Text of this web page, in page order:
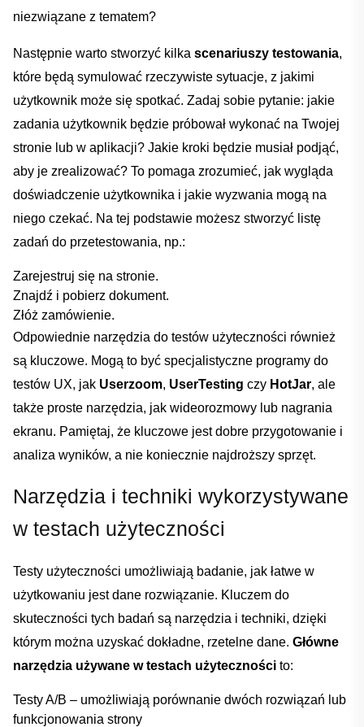
niezwiązane⁤ z tematem?
Następnie warto stworzyć kilka scenariuszy⁢ testowania,
które będą symulować rzeczywiste⁣ sytuacje, z jakimi
użytkownik może się⁢ spotkać. ​Zadaj sobie pytanie: jakie
zadania⁣ użytkownik będzie próbował ⁤wykonać na Twojej
stronie lub w aplikacji? Jakie kroki ‌będzie musiał podjąć,
aby ‍je ​zrealizować? To ‍pomaga zrozumieć, jak wygląda
⁤doświadczenie użytkownika i jakie wyzwania mogą na
niego czekać. Na⁣ tej podstawie możesz stworzyć listę‍
zadań​ do przetestowania, np.:
Zarejestruj się na stronie.
Znajdź i pobierz dokument.
Złóż zamówienie.
Odpowiednie narzędzia do testów ‍użyteczności również
są kluczowe. Mogą to być specjalistyczne programy do
‍testów UX, jak ‍Userzoom, UserTesting czy HotJar,⁢ ale
‌także proste narzędzia, ​jak wideorozmowy lub⁣ nagrania‍
ekranu. Pamiętaj, że kluczowe jest dobre ⁢przygotowanie i⁣
analiza wyników, a nie koniecznie najdroższy sprzęt.
Narzędzia i techniki wykorzystywane
w⁣ testach użyteczności
Testy użyteczności umożliwiają ⁣badanie, ⁣jak łatwe w
użytkowaniu ⁣jest dane ‌rozwiązanie. ​Kluczem do
skuteczności tych badań są narzędzia i ⁤techniki, dzięki
którym można​ uzyskać dokładne,‍ rzetelne dane. Główne
narzędzia używane w testach użyteczności to:
Testy A/B – umożliwiają porównanie dwóch⁣ rozwiązań lub
funkcjonowania strony